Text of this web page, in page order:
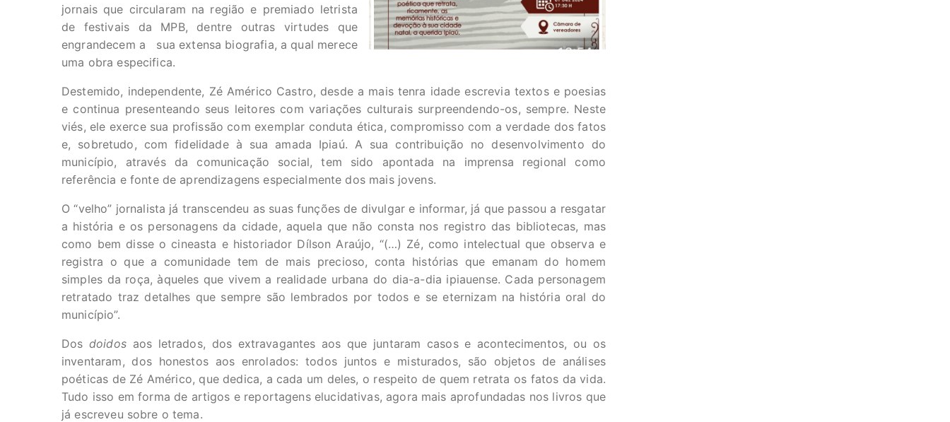
jornais que circularam na região e premiado letrista
de festivais da MPB, dentre outras virtudes que
engrandecem a sua extensa biografia, a qual merece
uma obra especifica.
Destemido, independente, Zé Américo Castro, desde a mais tenra idade escrevia textos e poesias
e continua presenteando seus leitores com variações culturais surpreendendo-os, sempre. Neste
viés, ele exerce sua profissão com exemplar conduta ética, compromisso com a verdade dos fatos
e, sobretudo, com fidelidade à sua amada Ipiaú. A sua contribuição no desenvolvimento do
município, através da comunicação social, tem sido apontada na imprensa regional como
referência e fonte de aprendizagens especialmente dos mais jovens.
O “velho” jornalista já transcendeu as suas funções de divulgar e informar, já que passou a resgatar
a história e os personagens da cidade, aquela que não consta nos registro das bibliotecas, mas
como bem disse o cineasta e historiador Dílson Araújo, “(…) Zé, como intelectual que observa e
registra o que a comunidade tem de mais precioso, conta histórias que emanam do homem
simples da roça, àqueles que vivem a realidade urbana do dia-a-dia ipiauense. Cada personagem
retratado traz detalhes que sempre são lembrados por todos e se eternizam na história oral do
município”.
Dosdoidosaos letrados, dos extravagantes aos que juntaram casos e acontecimentos, ou os
inventaram, dos honestos aos enrolados: todos juntos e misturados, são objetos de análises
poéticas de Zé Américo, que dedica, a cada um deles, o respeito de quem retrata os fatos da vida.
Tudo isso em forma de artigos e reportagens elucidativas, agora mais aprofundadas nos livros que
já escreveu sobre o tema.